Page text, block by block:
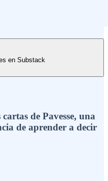
en Substack
de Pavesse, una
de aprender a decir